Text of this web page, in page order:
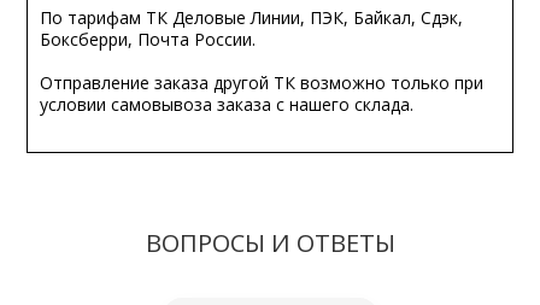
По тарифам ТК Деловые Линии, ПЭК, Байкал, Сдэк,
Боксберри, Почта России.
Отправление заказа другой ТК возможно только при
условии самовывоза заказа с нашего склада.
ВОПРОСЫ И ОТВЕТЫ